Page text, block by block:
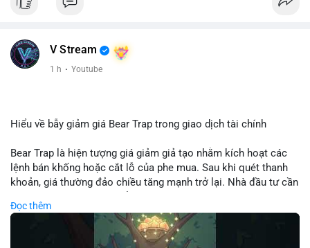
V Stream
1 h · Youtube
Hiểu về bẫy giảm giá Bear Trap trong giao dịch tài chính
Bear Trap là hiện tượng giá giảm giả tạo nhằm kích hoạt các
lệnh bán khống hoặc cắt lỗ của phe mua. Sau khi quét thanh
khoản, giá thường đảo chiều tăng mạnh trở lại. Nhà đầu tư cần
hóa điểm vào lệnh.
🎥 Xem video trực tiếp tại:
Đọc thêm